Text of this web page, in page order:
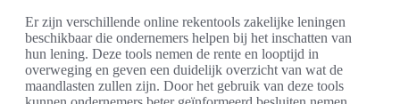
Er zijn verschillende online rekentools zakelijke leningen
beschikbaar die ondernemers helpen bij het inschatten van
hun lening. Deze tools nemen de rente en looptijd in
overweging en geven een duidelijk overzicht van wat de
maandlasten zullen zijn. Door het gebruik van deze tools